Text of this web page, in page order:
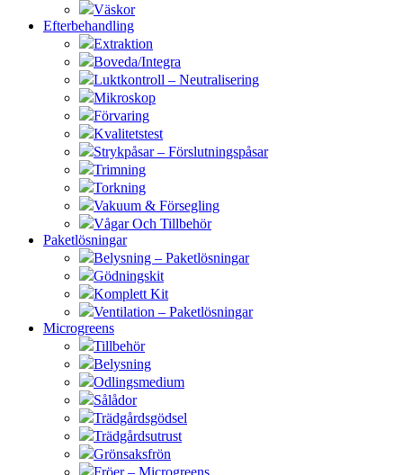
Väskor
Efterbehandling
Extraktion
Boveda/Integra
Luktkontroll – Neutralisering
Mikroskop
Förvaring
Kvalitetstest
Strykpåsar – Förslutningspåsar
Trimning
Torkning
Vakuum & Försegling
Vågar Och Tillbehör
Paketlösningar
Belysning – Paketlösningar
Gödningskit
Komplett Kit
Ventilation – Paketlösningar
Microgreens
Tillbehör
Belysning
Odlingsmedium
Sålådor
Trädgårdsgödsel
Trädgårdsutrust
Grönsaksfrön
Fröer – Microgreens